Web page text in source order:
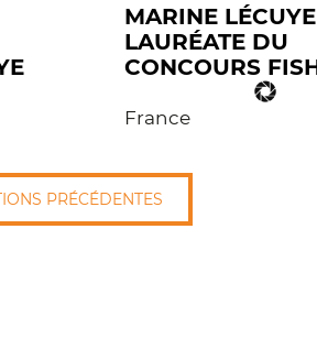
MARINE
LAURÉATE DU
CONCOURS
France
PRÉCÉDENTES